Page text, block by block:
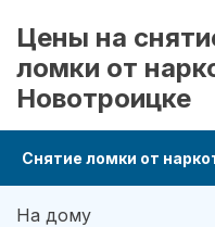
Цены на
ломки от
Новотроицке
Снятие ломки от
На дому